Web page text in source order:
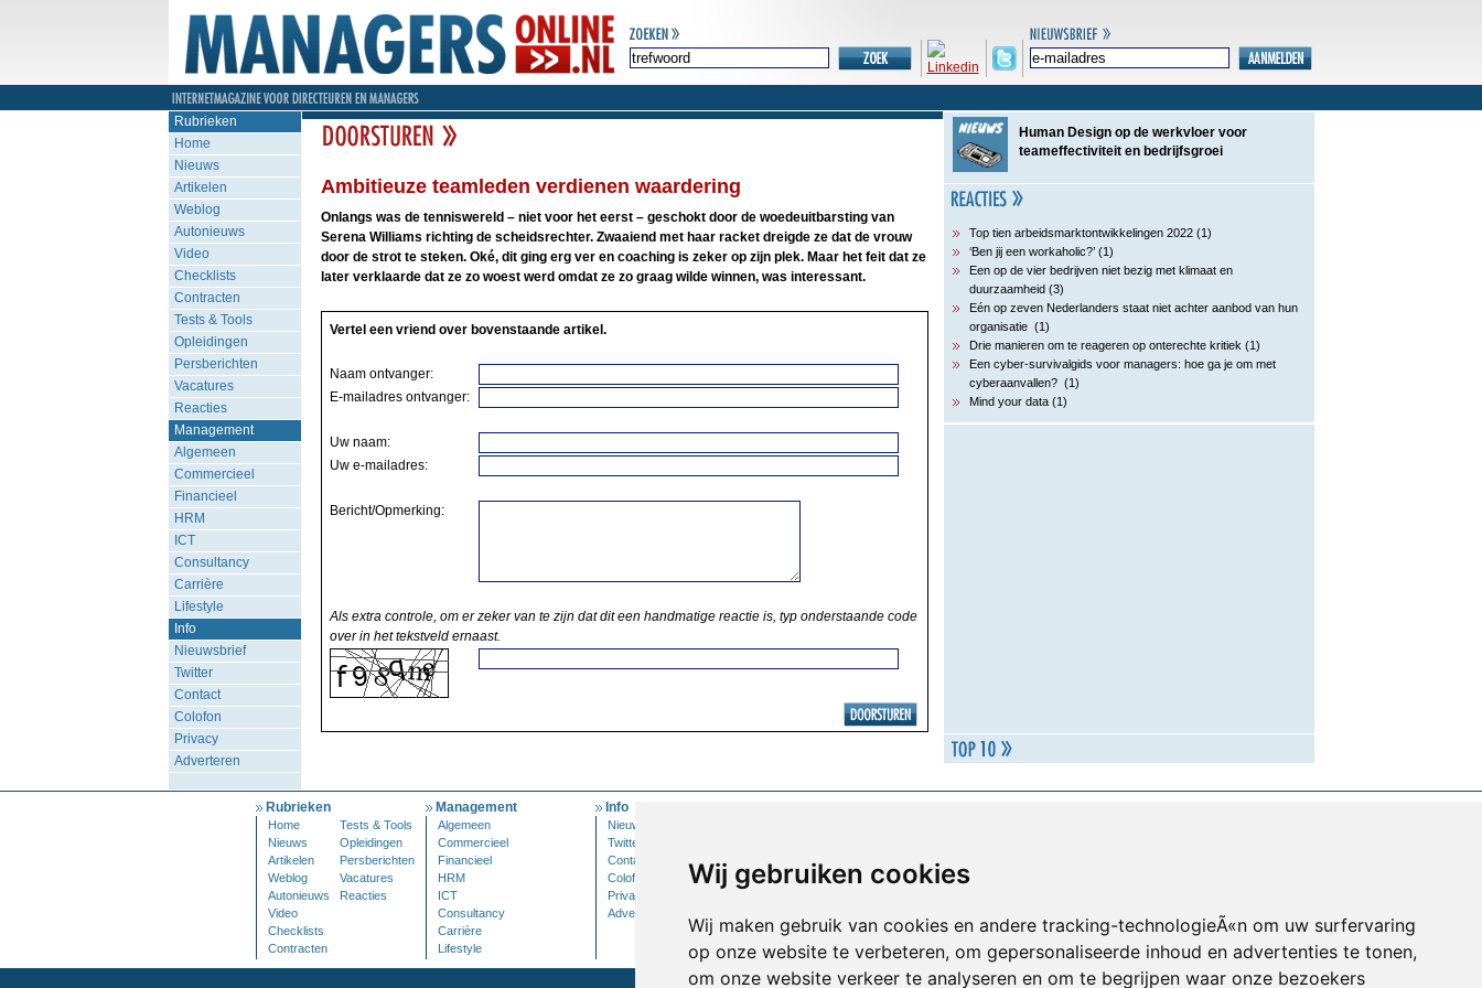
Wij gebruiken cookies
Wij maken gebruik van cookies en andere tracking-technologieÃ«n om uw surfervaring
op onze website te verbeteren, om gepersonaliseerde inhoud en advertenties te tonen,
om onze website verkeer te analyseren en om te begrijpen waar onze bezoekers
Rubrieken
Home
Nieuws
Artikelen
Weblog
Autonieuws
Video
Checklists
Contracten
Tests & Tools
Opleidingen
Persberichten
Vacatures
Reacties
Management
Algemeen
Commercieel
Financieel
HRM
ICT
Consultancy
Carrière
Lifestyle
Info
Nieuwsbrief
Twitter
Contact
Colofon
Privacy
Adverteren
Ambitieuze teamleden verdienen waardering
Onlangs was de tenniswereld – niet voor het eerst – geschokt door de woedeuitbarsting van
Serena Williams richting de scheidsrechter. Zwaaiend met haar racket dreigde ze dat de vrouw
door de strot te steken. Oké, dit ging erg ver en coaching is zeker op zijn plek. Maar het feit dat ze
later verklaarde dat ze zo woest werd omdat ze zo graag wilde winnen, was interessant.
Vertel een vriend over bovenstaande artikel.
Naam ontvanger:
E-mailadres ontvanger:
Uw naam:
Uw e-mailadres:
Bericht/Opmerking:
Als extra controle, om er zeker van te zijn dat dit een handmatige reactie is, typ onderstaande code
over in het tekstveld ernaast.
Human Design op de werkvloer voor
teameffectiviteit en bedrijfsgroei
Top tien arbeidsmarktontwikkelingen 2022 (1)
‘Ben jij een workaholic?’ (1)
Een op de vier bedrijven niet bezig met klimaat en
duurzaamheid (3)
Eén op zeven Nederlanders staat niet achter aanbod van hun
organisatie (1)
Drie manieren om te reageren op onterechte kritiek (1)
Een cyber-survivalgids voor managers: hoe ga je om met
cyberaanvallen? (1)
Mind your data (1)
Rubrieken
Home
Tests & Tools
Nieuws
Opleidingen
Artikelen
Persberichten
Weblog
Vacatures
Autonieuws
Reacties
Video
Checklists
Contracten
Management
Algemeen
Commercieel
Financieel
HRM
ICT
Consultancy
Carrière
Lifestyle
Info
Nieuwsbrief
Twitter
Contact
Colofon
Privacy
Adverteren